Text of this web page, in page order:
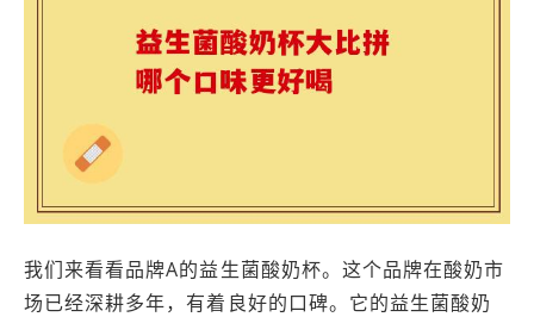
我们来看看品牌A的益生菌酸奶杯。这个品牌在酸奶市
场已经深耕多年，有着良好的口碑。它的益生菌酸奶